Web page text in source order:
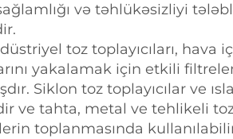
və təhlükəsizliyi
toz toplayıcıları, hava
yakalamak için etkili
Siklon toz toplayıcılar ve
ve tahta, metal ve tehlikeli
toplanmasında